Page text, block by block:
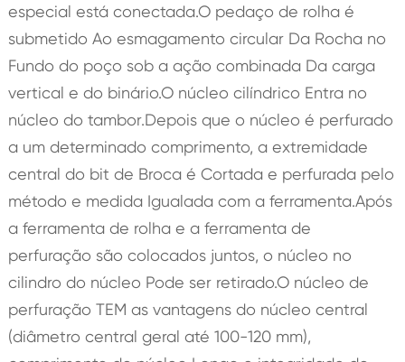
especial está conectada.O pedaço de rolha é
submetido Ao esmagamento circular Da Rocha no
Fundo do poço sob a ação combinada Da carga
vertical e do binário.O núcleo cilíndrico Entra no
núcleo do tambor.Depois que o núcleo é perfurado
a um determinado comprimento, a extremidade
central do bit de Broca é Cortada e perfurada pelo
método e medida Igualada com a ferramenta.Após
a ferramenta de rolha e a ferramenta de
perfuração são colocados juntos, o núcleo no
cilindro do núcleo Pode ser retirado.O núcleo de
perfuração TEM as vantagens do núcleo central
(diâmetro central geral até 100-120 mm),